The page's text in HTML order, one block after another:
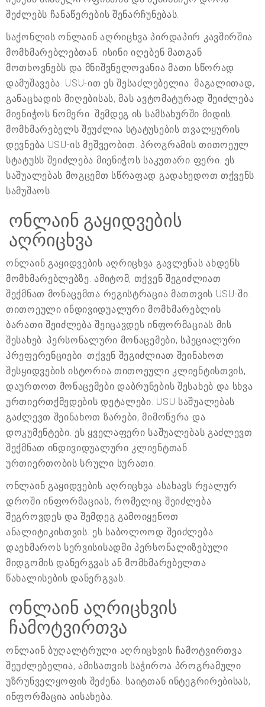
შეძლებს ჩანაწერების შენარჩუნებას.
საქონლის ონლაინ აღრიცხვა პირდაპირ კავშირშია
მომხმარებლებთან. ისინი იღებენ მათგან
მოთხოვნებს და მნიშვნელოვანია მათი სწორად
დამუშავება. USU-ით ეს შესაძლებელია. მაგალითად,
განაცხადის მიღებისას, მას ავტომატურად შეიძლება
მიენიჭოს ნომერი. შემდეგ ის სამსახურში მიდის.
მომხმარებელს შეუძლია სტატუსების თვალყურის
დევნება USU-ის მეშვეობით. პროგრამის თითოეულ
სტატუსს შეიძლება მიენიჭოს საკუთარი ფერი. ეს
საშუალებას მოგცემთ სწრაფად გადახედოთ თქვენს
სამუშაოს.
ონლაინ გაყიდვების
აღრიცხვა
ონლაინ გაყიდვების აღრიცხვა გავლენას ახდენს
მომხმარებლებზე. ამიტომ, თქვენ შეგიძლიათ
შექმნათ მონაცემთა რეგისტრაცია მათთვის USU-ში.
თითოეული ინდივიდუალური მომხმარებლის
ბარათი შეიძლება შეიცავდეს ინფორმაციას მის
შესახებ: პერსონალური მონაცემები, სპეციალური
პრეფერენციები. თქვენ შეგიძლიათ შეინახოთ
შესყიდვების ისტორია თითოეული კლიენტისთვის,
დაურთოთ მონაცემები დაბრუნების შესახებ და სხვა
ურთიერთქმედების დეტალები. USU საშუალებას
გაძლევთ შეინახოთ ზარები, მიმოწერა და
დოკუმენტები. ეს ყველაფერი საშუალებას გაძლევთ
შექმნათ ინდივიდუალური კლიენტთან
ურთიერთობის სრული სურათი.
ონლაინ გაყიდვების აღრიცხვა ასახავს რეალურ
დროში ინფორმაციას, რომელიც შეიძლება
შეგროვდეს და შემდეგ გამოიყენოთ
ანალიტიკისთვის. ეს საბოლოოდ შეიძლება
დაეხმაროს სერვისისადმი პერსონალიზებული
მიდგომის დანერგვას ან მომხმარებელთა
წახალისების დანერგვას.
ონლაინ აღრიცხვის
ჩამოტვირთვა
ონლაინ ბუღალტრული აღრიცხვის ჩამოტვირთვა
შეუძლებელია, ამისათვის საჭიროა პროგრამული
უზრუნველყოფის შეძენა. საიტთან ინტეგრირებისას,
ინფორმაცია აისახება.